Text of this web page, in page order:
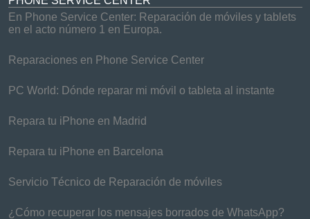
En Phone Service Center: Reparación de móviles y tablets
en el acto número 1 en Europa.
Reparaciones en Phone Service Center
PC World: Dónde reparar mi móvil o tableta al instante
Repara tu iPhone en Madrid
Repara tu iPhone en Barcelona
Servicio Técnico de Reparación de móviles
¿Cómo recuperar los mensajes borrados de WhatsApp?